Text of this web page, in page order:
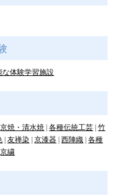
な体験学習施設
京焼・清水焼 各種伝統工芸 竹
友禅染 京漆器 西陣織 各種
京繍